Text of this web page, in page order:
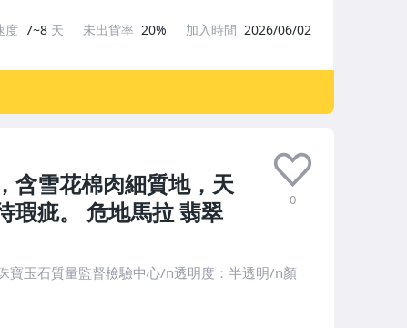
含雪花棉肉細質地，天
瑕疵。 危地馬拉 翡翠
0
寶玉石質量監督檢驗中心/n透明度：半透明/n顏
度 7~8 天 未出貨率 20% 加入時間 2026/06/02